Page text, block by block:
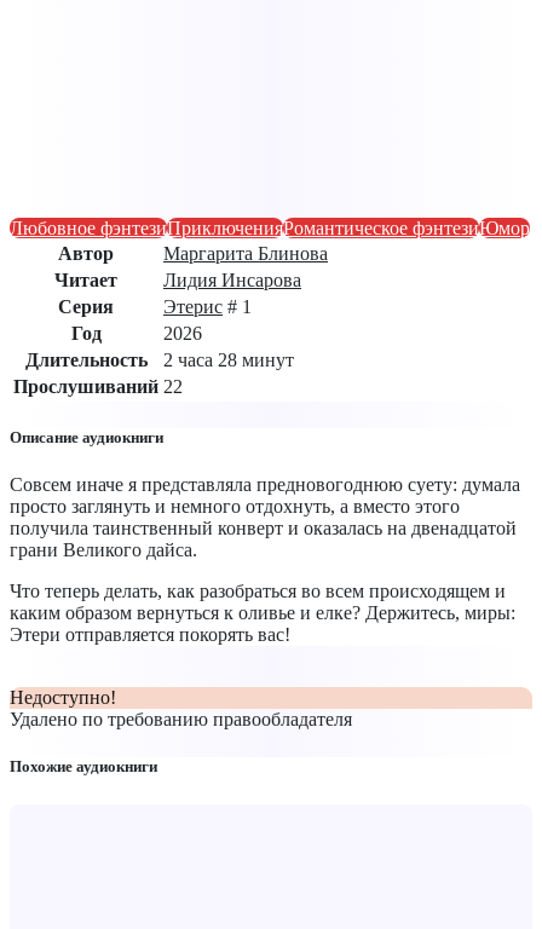
Любовное фэнтезиПриключенияРомантическое фэнтезиЮмор
Автор
Маргарита Блинова
Читает
Лидия Инсарова
Серия
Этерис # 1
Год
2026
Длительность
2 часа 28 минут
Прослушиваний 22
Описание аудиокниги
Совсем иначе я представляла предновогоднюю суету: думала
просто заглянуть и немного отдохнуть, а вместо этого
получила таинственный конверт и оказалась на двенадцатой
грани Великого дайса.
Что теперь делать, как разобраться во всем происходящем и
каким образом вернуться к оливье и елке? Держитесь, миры:
Этери отправляется покорять вас!
Недоступно!
Удалено по требованию правообладателя
Похожие аудиокниги